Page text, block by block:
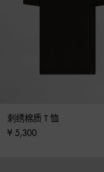
刺绣棉质 T 恤
¥ 5,300